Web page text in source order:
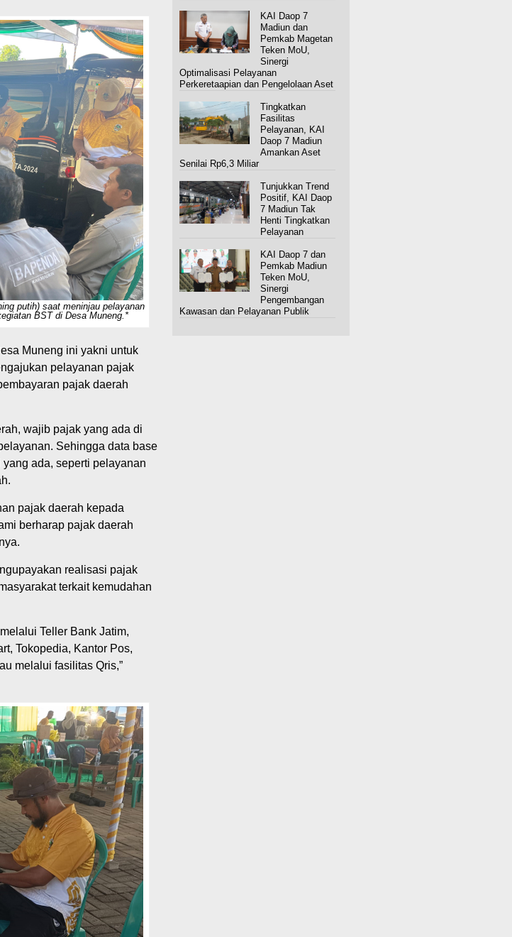
putih) saat meninjau pelayanan
BST di Desa Muneng.*
Muneng ini yakni untuk
pelayanan pajak
pajak daerah
wajib pajak yang ada di
Sehingga data base
ada, seperti pelayanan
pajak daerah kepada
berharap pajak daerah
realisasi pajak
terkait kemudahan
Teller Bank Jatim,
Tokopedia, Kantor Pos,
melalui fasilitas Qris,”
KAI Daop 7
Madiun dan
Pemkab Magetan
Teken MoU,
Sinergi
Optimalisasi Pelayanan
Perkeretaapian dan Pengelolaan Aset
Tingkatkan
Fasilitas
Pelayanan, KAI
Daop 7 Madiun
Amankan Aset
Senilai Rp6,3 Miliar
Tunjukkan Trend
Positif, KAI Daop
7 Madiun Tak
Henti Tingkatkan
Pelayanan
KAI Daop 7 dan
Pemkab Madiun
Teken MoU,
Sinergi
Pengembangan
Kawasan dan Pelayanan Publik